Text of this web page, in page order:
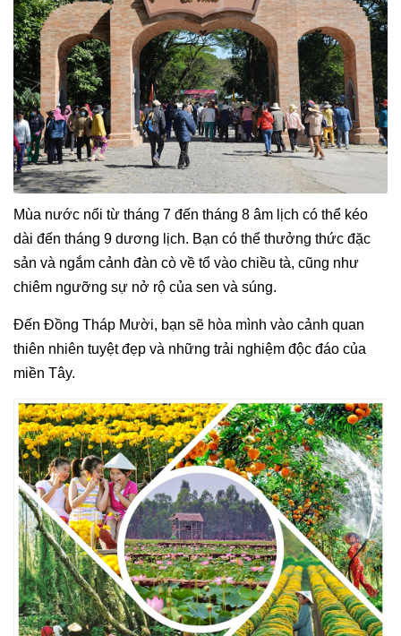
Mùa nước nổi từ tháng 7 đến tháng 8 âm lịch có thể kéo
dài đến tháng 9 dương lịch. Bạn có thể thưởng thức đặc
sản và ngắm cảnh đàn cò về tổ vào chiều tà, cũng như
chiêm ngưỡng sự nở rộ của sen và súng.
Đến Đồng Tháp Mười, bạn sẽ hòa mình vào cảnh quan
thiên nhiên tuyệt đẹp và những trải nghiệm độc đáo của
miền Tây.